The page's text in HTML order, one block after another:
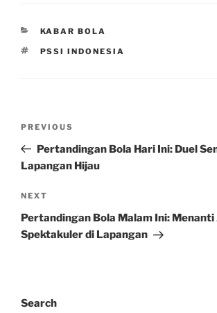
CATEGORIES
KABAR BOLA
TAGS
PSSI INDONESIA
Previous
Post
PREVIOUS
Pertandingan Bola Hari Ini: Duel
Lapangan Hijau
Next
Post
NEXT
Pertandingan Bola Malam Ini: Menanti
Spektakuler di Lapangan
Search